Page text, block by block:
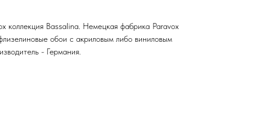
коллекция Bassalina. Немецкая фабрика Paravox
обои с акриловым либо виниловым
- Германия.